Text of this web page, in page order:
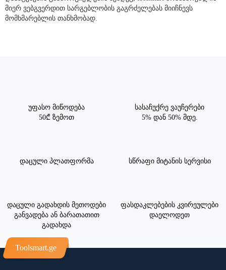
დამატებების განხორციელების შემდეგ, toolsmart მომხმარებლის
მიერ ვებგვერდით სარგებლობის გაგრძელებას მიიჩნევს
მომხმარებლის თანხმობად.
უფასო მიწოდება
50₾ ზემოთ
სასაჩუქრე ვაუჩერები
5% დან 50% მდე.
დაცული პლათფორმა სწრაფი მიტანის სერვისი
დაცული გადახდის მეთოდები
განვადება ან ბარათათით
გადახდა
ფასდაკლებების კვირეულები
დაელოდეთ
Toolsmart.ge